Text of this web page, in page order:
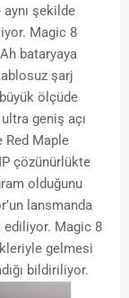
şekilde
Magic 8
bataryaya
şarj
ölçüde
geniş açı
Red Maple
çözünürlükte
olduğunu
lansmanda
ediliyor. Magic 8
gelmesi
bildiriliyor.